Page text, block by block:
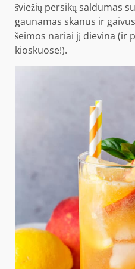
šviežių persikų saldumas
gaunamas skanus ir
šeimos nariai jį dievina (ir
kioskuose!).